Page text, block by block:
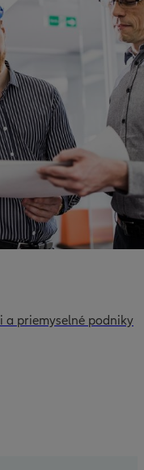
a priemyselné podniky